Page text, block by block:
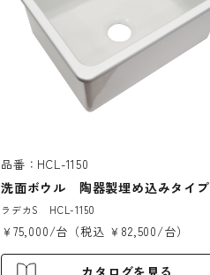
品番：HCL-1150
洗面ボウル 陶器製埋め込みタイプ
ラデカS HCL-1150
￥75,000/台（税込 ￥82,500/台）
カタログを見る